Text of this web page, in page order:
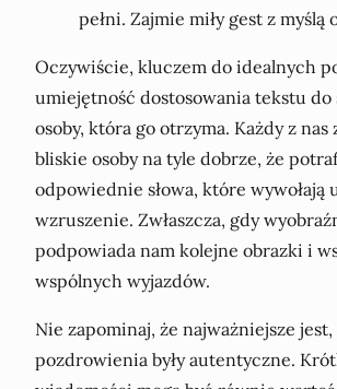
pełni. Zajmie miły gest z myślą
Oczywiście, kluczem do idealnych
umiejętność dostosowania tekstu do
osoby, która go otrzyma. Każdy z nas
bliskie osoby na tyle dobrze, że
odpowiednie słowa, które wywołają
wzruszenie. Zwłaszcza, gdy
podpowiada nam kolejne obrazki i
wspólnych wyjazdów.
Nie zapominaj, że najważniejsze jest,
pozdrowienia były autentyczne.